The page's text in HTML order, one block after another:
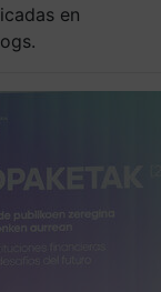
en